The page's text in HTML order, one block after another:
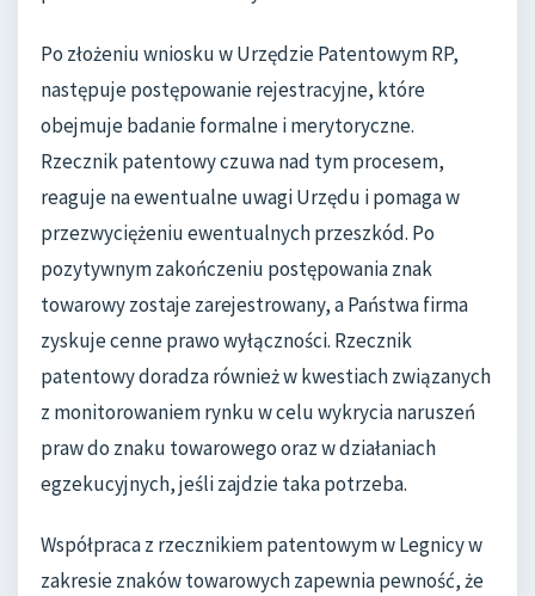
Po złożeniu wniosku w Urzędzie Patentowym RP,
następuje postępowanie rejestracyjne, które
obejmuje badanie formalne i merytoryczne.
Rzecznik patentowy czuwa nad tym procesem,
reaguje na ewentualne uwagi Urzędu i pomaga w
przezwyciężeniu ewentualnych przeszkód. Po
pozytywnym zakończeniu postępowania znak
towarowy zostaje zarejestrowany, a Państwa firma
zyskuje cenne prawo wyłączności. Rzecznik
patentowy doradza również w kwestiach związanych
z monitorowaniem rynku w celu wykrycia naruszeń
praw do znaku towarowego oraz w działaniach
egzekucyjnych, jeśli zajdzie taka potrzeba.
Współpraca z rzecznikiem patentowym w Legnicy w
zakresie znaków towarowych zapewnia pewność, że